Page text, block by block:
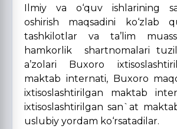
Ilmiy va o‘quv ishlarining
oshirish maqsadini ko‘zlab
tashkilotlar va ta’lim
hamkorlik shartnomalari
a’zolari Buxoro
maktab internati, Buxoro
ixtisoslashtirilgan maktab
ixtisoslashtirilgan san`at
uslubiy yordam ko‘rsatadilar.